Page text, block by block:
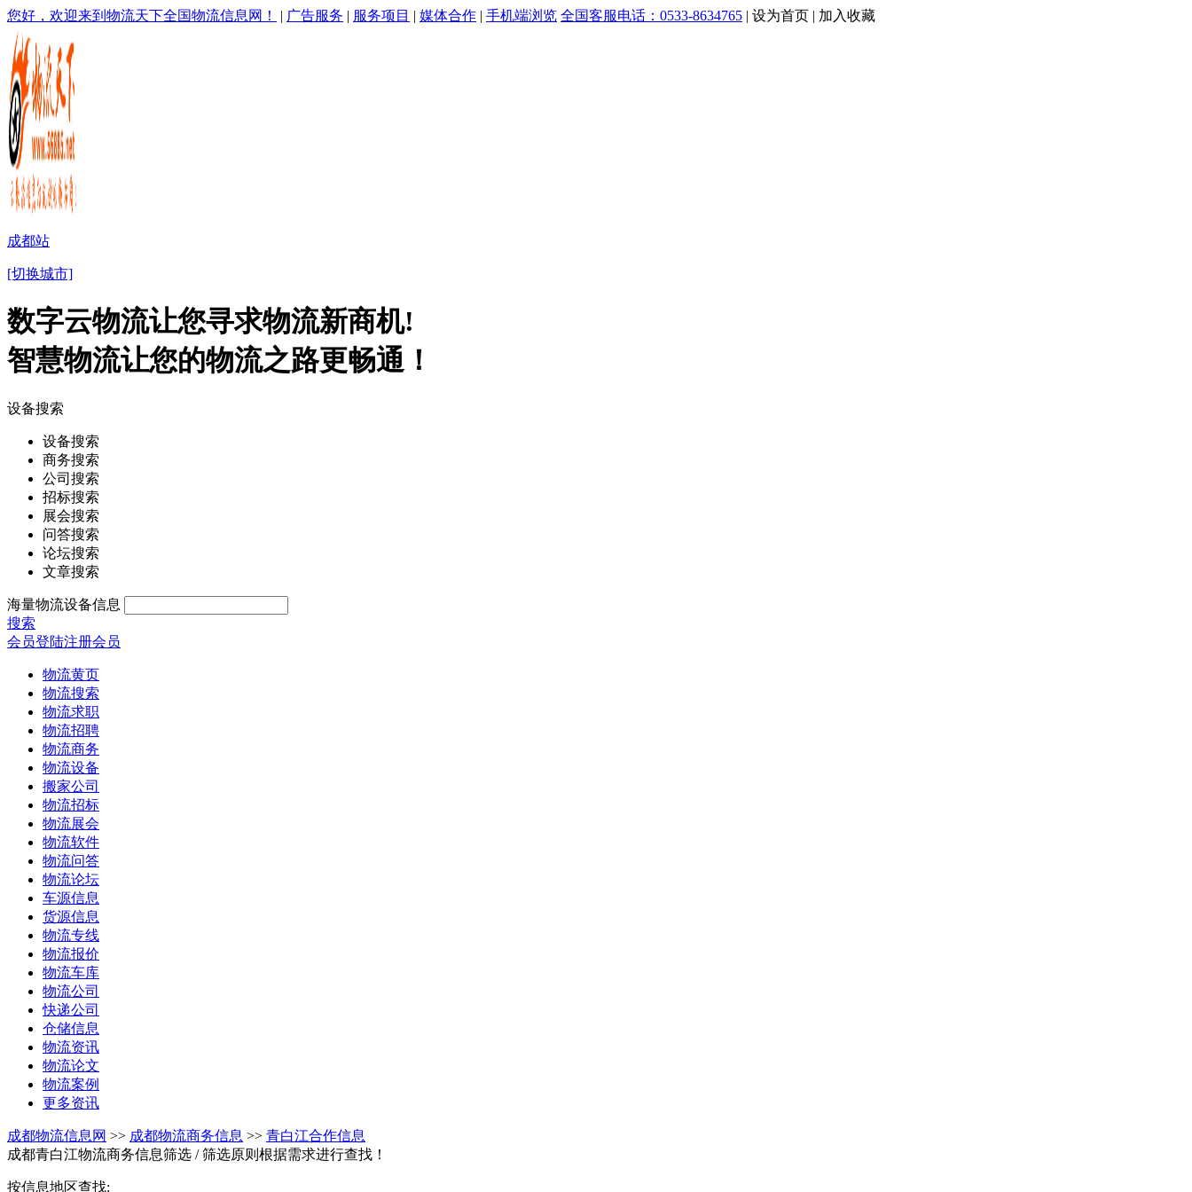
您好，欢迎来到物流天下全国物流信息网！ | 广告服务 | 服务项目 | 媒体合作 | 手机端浏览 全国客服电话：0533-8634765 | 设为首页 | 加入收藏
成都站
[切换城市]
数字云物流让您寻求物流新商机!
智慧物流让您的物流之路更畅通！
设备搜索
设备搜索
商务搜索
公司搜索
招标搜索
展会搜索
问答搜索
论坛搜索
文章搜索
海量物流设备信息
搜索
会员登陆注册会员
物流黄页
物流搜索
物流求职
物流招聘
物流商务
物流设备
搬家公司
物流招标
物流展会
物流软件
物流问答
物流论坛
车源信息
货源信息
物流专线
物流报价
物流车库
物流公司
快递公司
仓储信息
物流资讯
物流论文
物流案例
更多资讯
成都物流信息网 >> 成都物流商务信息 >> 青白江合作信息
成都青白江物流商务信息筛选 / 筛选原则根据需求进行查找！
按信息地区查找: